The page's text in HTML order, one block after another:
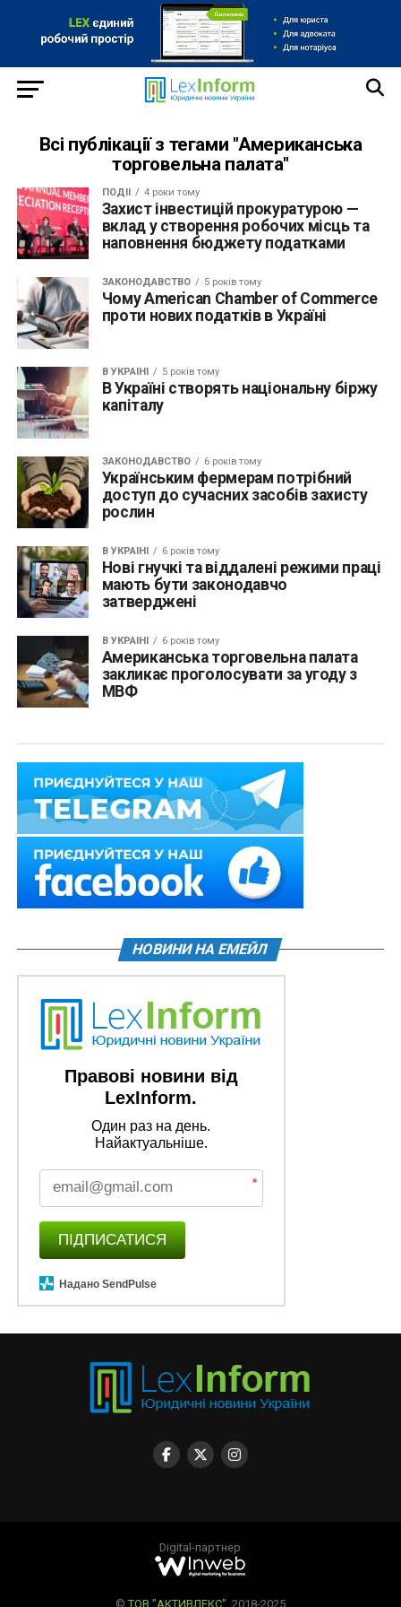
Всі публікації з тегами "Американська
торговельна палата"
ПОДІЇ 4 роки тому
Захист інвестицій прокуратурою —
вклад у створення робочих місць та
наповнення бюджету податками
ЗАКОНОДАВСТВО 5 років тому
Чому American Chamber of Commerce
проти нових податків в Україні
В УКРАЇНІ 5 років тому
В Україні створять національну біржу
капіталу
ЗАКОНОДАВСТВО 6 років тому
Українським фермерам потрібний
доступ до сучасних засобів захисту
рослин
В УКРАЇНІ 6 років тому
Нові гнучкі та віддалені режими праці
мають бути законодавчо
затверджені
В УКРАЇНІ 6 років тому
Американська торговельна палата
закликає проголосувати за угоду з
МВФ
НОВИНИ НА ЕМЕЙЛ
Правові новини від
LexInform.
Один раз на день.
Найактуальніше.
*
ПІДПИСАТИСЯ
Надано SendPulse
Digital-партнер
© ТОВ "АКТИВЛЕКС" , 2018-2025